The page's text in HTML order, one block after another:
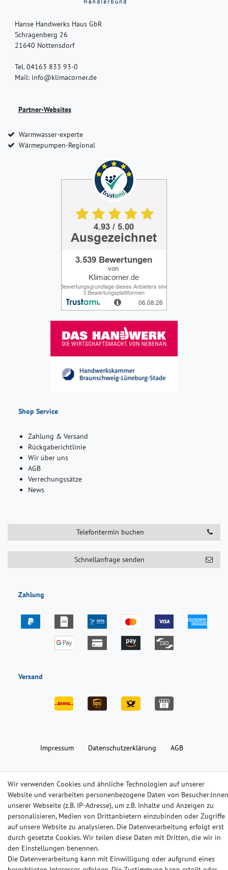
Hanse Handwerks Haus GbR
Schragenberg 26
21640 Nottensdorf
Tel. 04163 833 93-0
Mail: info@klimacorner.de
Partner-Websites
Warmwasser-experte
Wärmepumpen-Regional
Shop Service
Zahlung & Versand
Rückgaberichtlinie
Wir über uns
AGB
Verrechungssätze
News
Telefontermin buchen
Schnellanfrage senden
Zahlung
Versand
Impressum Daten­schutz­erklärung AGB
Barrierefreiheitserklärung Widerrufs­recht Kontakt
Wir verwenden Cookies und ähnliche Technologien auf unserer
Website und verarbeiten personenbezogene Daten von Besucher:innen
unserer Webseite (z.B. IP-Adresse), um z.B. Inhalte und Anzeigen zu
personalisieren, Medien von Drittanbietern einzubinden oder Zugriffe
auf unsere Website zu analysieren. Die Datenverarbeitung erfolgt erst
durch gesetzte Cookies. Wir teilen diese Daten mit Dritten, die wir in
den Einstellungen benennen.
Die Datenverarbeitung kann mit Einwilligung oder aufgrund eines
© Copyright 2024-2025 | Alle Rechte vorbehalten.
Widerrufs­recht Widerrufs­formular Impressum